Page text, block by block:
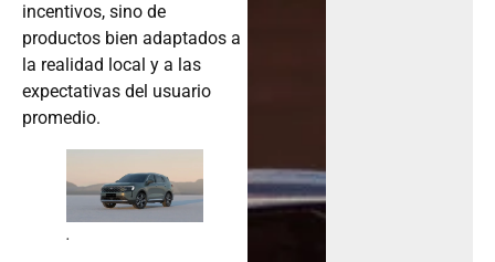
incentivos, sino de
productos bien adaptados a
la realidad local y a las
expectativas del usuario
promedio.
.